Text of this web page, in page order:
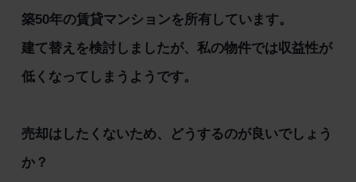
築50年の賃貸マンションを所有しています。
建て替えを検討しましたが、私の物件では収益性が
低くなってしまうようです。
売却はしたくないため、どうするのが良いでしょう
か？